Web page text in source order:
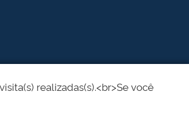
realizadas(s).<br>Se você